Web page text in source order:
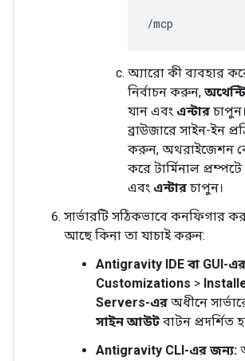
অ্যারো কী ব্যবহার
নির্বাচন করুন,
যান এবং এন্টার
ব্রাউজারে সাইন-ইন
করুন, অথরাইজেশন
করে টার্মিনাল
এবং এন্টার চাপুন।
সার্ভারটি সঠিকভাবে কনফিগার
আছে কিনা তা যাচাই করুন:
Antigravity IDE বা GUI-
Customizations >
Servers-এর অধীনে
সাইন আউটবাটন প্রদর্শিত
Antigravity CLI-এর জন্য: